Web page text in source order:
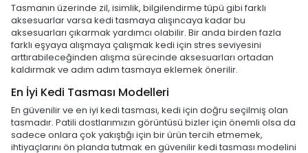
Tasmanın üzerinde zil, isimlik, bilgilendirme tüpü gibi farklı
aksesuarlar varsa kedi tasmaya alışıncaya kadar bu
aksesuarları çıkarmak yardımcı olabilir. Bir anda birden fazla
farklı eşyaya alışmaya çalışmak kedi için stres seviyesini
arttırabileceğinden alışma sürecinde aksesuarları ortadan
kaldırmak ve adım adım tasmaya eklemek önerilir.
En İyi Kedi Tasması Modelleri
En güvenilir ve en iyi kedi tasması, kedi için doğru seçilmiş olan
tasmadır. Patili dostlarımızın görüntüsü bizler için önemli olsa da
sadece onlara çok yakıştığı için bir ürün tercih etmemek,
ihtiyaçlarını ön planda tutmak en güvenilir kedi tasması modelini